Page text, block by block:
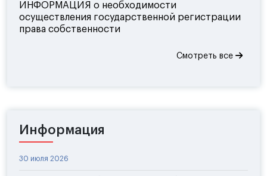
ИНФОРМАЦИЯ о необходимости
осуществления государственной регистрации
права собственности
Смотреть все
Информация
30 июля 2026